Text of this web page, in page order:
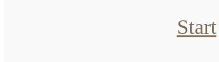
Start